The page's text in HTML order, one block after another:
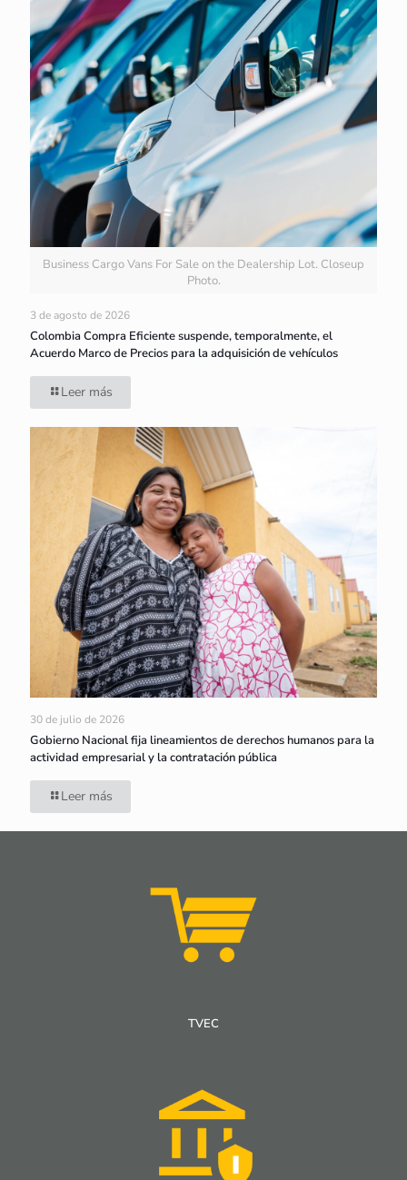
Business Cargo Vans For Sale on the Dealership Lot. Closeup
Photo.
3 de agosto de 2026
Colombia Compra Eficiente suspende, temporalmente, el
Acuerdo Marco de Precios para la adquisición de vehículos
Leer más
30 de julio de 2026
Gobierno Nacional fija lineamientos de derechos humanos para la
actividad empresarial y la contratación pública
Leer más
TVEC